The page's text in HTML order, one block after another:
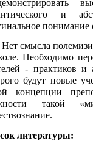
и
Необходимо
- практиков и
будут новые
концепции
такой
литературы: